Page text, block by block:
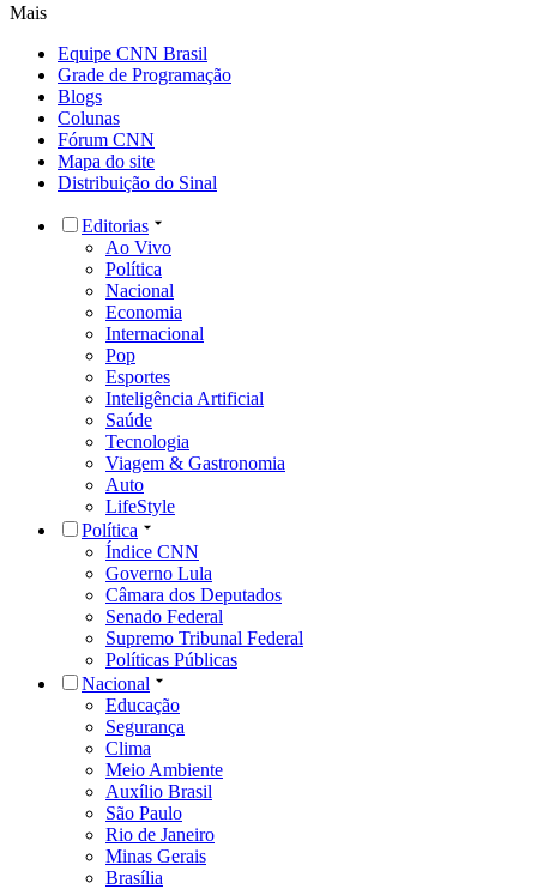
Mais
Equipe CNN Brasil
Grade de Programação
Blogs
Colunas
Fórum CNN
Mapa do site
Distribuição do Sinal
Editorias
Ao Vivo
Política
Nacional
Economia
Internacional
Pop
Esportes
Inteligência Artificial
Saúde
Tecnologia
Viagem & Gastronomia
Auto
LifeStyle
Política
Índice CNN
Governo Lula
Câmara dos Deputados
Senado Federal
Supremo Tribunal Federal
Políticas Públicas
Nacional
Educação
Segurança
Clima
Meio Ambiente
Auxílio Brasil
São Paulo
Rio de Janeiro
Minas Gerais
Brasília